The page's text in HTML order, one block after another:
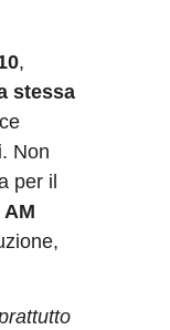
,
stessa
. Non
per il